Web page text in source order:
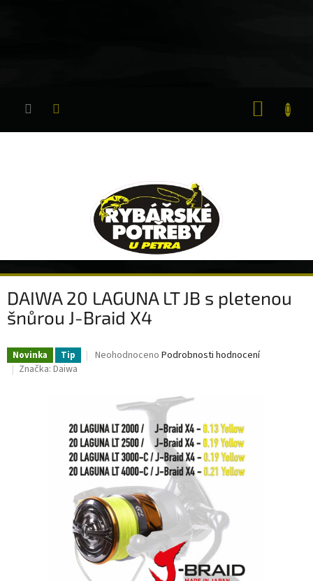
DAIWA 20 LAGUNA LT JB s pletenou
šnůrou J-Braid X4
Novinka Tip
Průměrné
z
5
hvězdiček.
Neohodnoceno Podrobnosti hodnocení
Značka: Daiwa